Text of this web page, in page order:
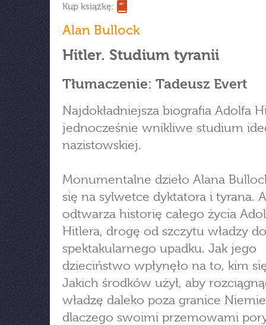
Kup książkę:
Alan Bullock
Hitler. Studium tyranii
Tłumaczenie: Tadeusz Evert
Najdokładniejsza biografia Adolfa
jednocześnie wnikliwe studium
nazistowskiej.
Monumentalne dzieło Alana
się na sylwetce dyktatora i tyrana.
odtwarza historię całego życia
Hitlera, drogę od szczytu władzy do
spektakularnego upadku. Jak jego
dzieciństwo wpłynęło na to, kim się
Jakich środków użył, aby
władzę daleko poza granice
dlaczego swoimi przemowami